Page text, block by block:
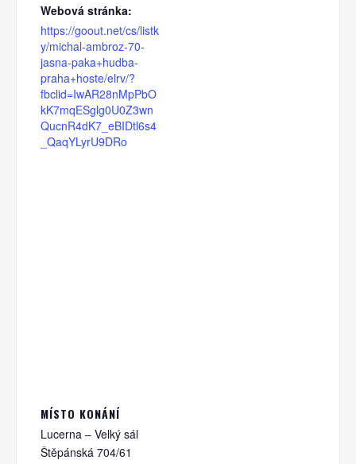
Webová stránka:
https://goout.net/cs/listk
y/michal-ambroz-70-
jasna-paka+hudba-
praha+hoste/elrv/?
fbclid=IwAR28nMpPbO
kK7mqESglg0U0Z3wn
QucnR4dK7_eBIDtl6s4
_QaqYLyrU9DRo
MÍSTO KONÁNÍ
Lucerna – Velký sál
Štěpánská 704/61